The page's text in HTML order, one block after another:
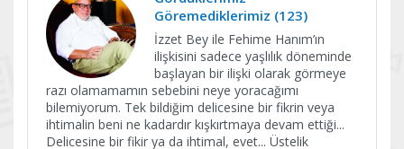
Göremediklerimiz (123)
İzzet Bey ile Fehime Hanım’ın
ilişkisini sadece yaşlılık döneminde
başlayan bir ilişki olarak görmeye
razı olamamamın sebebini neye yoracağımı
bilemiyorum. Tek bildiğim delicesine bir fikrin veya
ihtimalin beni ne kadardır kışkırtmaya devam ettiği...
Delicesine bir fikir ya da ihtimal, evet... Üstelik